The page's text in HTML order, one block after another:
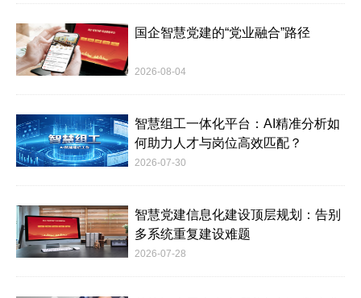
国企智慧党建的“党业融合”路径
2026-08-04
智慧组工一体化平台：AI精准分析如
何助力人才与岗位高效匹配？
2026-07-30
智慧党建信息化建设顶层规划：告别
多系统重复建设难题
2026-07-28